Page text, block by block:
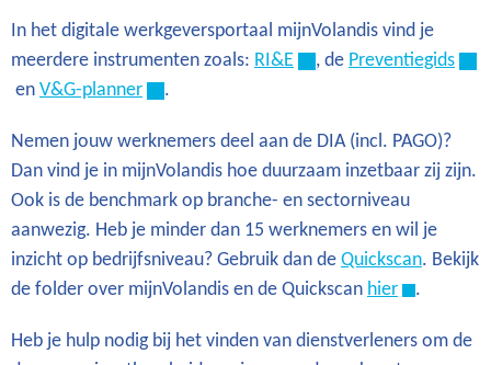
In het digitale werkgeversportaal mijnVolandis vind je
meerdere instrumenten zoals: RI&E , de Preventiegids
en V&G-planner .
Nemen jouw werknemers deel aan de DIA (incl. PAGO)?
Dan vind je in mijnVolandis hoe duurzaam inzetbaar zij zijn.
Ook is de benchmark op branche- en sectorniveau
aanwezig. Heb je minder dan 15 werknemers en wil je
inzicht op bedrijfsniveau? Gebruik dan de Quickscan. Bekijk
de folder over mijnVolandis en de Quickscan hier .
Heb je hulp nodig bij het vinden van dienstverleners om de